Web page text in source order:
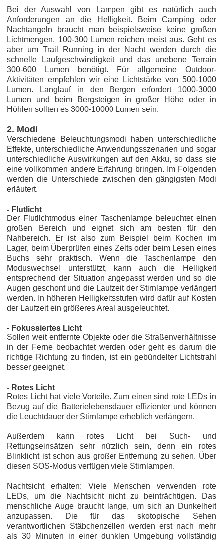
Bei der Auswahl von Lampen gibt es natürlich auch
Anforderungen an die Helligkeit. Beim Camping oder
Nachtangeln braucht man beispielsweise keine großen
Lichtmengen. 100-300 Lumen reichen meist aus. Geht es
aber um Trail Running in der Nacht werden durch die
schnelle Laufgeschwindigkeit und das unebene Terrain
300-600 Lumen benötigt. Für allgemeine Outdoor-
Aktivitäten empfehlen wir eine Lichtstärke von 500-1000
Lumen. Langlauf in den Bergen erfordert 1000-3000
Lumen und beim Bergsteigen in großer Höhe oder in
Höhlen sollten es 3000-10000 Lumen sein.
2. Modi
Verschiedene Beleuchtungsmodi haben unterschiedliche
Effekte, unterschiedliche Anwendungsszenarien und sogar
unterschiedliche Auswirkungen auf den Akku, so dass sie
eine vollkommen andere Erfahrung bringen. Im Folgenden
werden die Unterschiede zwischen den gängigsten Modi
erläutert.
- Flutlicht
Der Flutlichtmodus einer Taschenlampe beleuchtet einen
großen Bereich und eignet sich am besten für den
Nahbereich. Er ist also zum Beispiel beim Kochen im
Lager, beim Überprüfen eines Zelts oder beim Lesen eines
Buchs sehr praktisch. Wenn die Taschenlampe den
Moduswechsel unterstützt, kann auch die Helligkeit
entsprechend der Situation angepasst werden und so die
Augen geschont und die Laufzeit der Stirnlampe verlängert
werden. In höheren Helligkeitsstufen wird dafür auf Kosten
der Laufzeit ein größeres Areal ausgeleuchtet.
- Fokussiertes Licht
Sollen weit entfernte Objekte oder die Straßenverhältnisse
in der Ferne beobachtet werden oder geht es darum die
richtige Richtung zu finden, ist ein gebündelter Lichtstrahl
besser geeignet.
- Rotes Licht
Rotes Licht hat viele Vorteile. Zum einen sind rote LEDs in
Bezug auf die Batterielebensdauer effizienter und können
die Leuchtdauer der Stirnlampe erheblich verlängern.
Außerdem kann rotes Licht bei Such- und
Rettungseinsätzen sehr nützlich sein, denn ein rotes
Blinklicht ist schon aus großer Entfernung zu sehen. Über
diesen SOS-Modus verfügen viele Stirnlampen.
Nachtsicht erhalten: Viele Menschen verwenden rote
LEDs, um die Nachtsicht nicht zu beinträchtigen. Das
menschliche Auge braucht lange, um sich an Dunkelheit
anzupassen. Die für das skotopische Sehen
verantwortlichen Stäbchenzellen werden erst nach mehr
als 30 Minuten in einer dunklen Umgebung vollständig